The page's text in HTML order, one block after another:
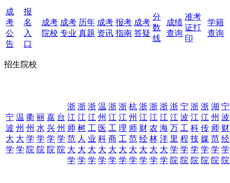
成
考
公
告
报
名
入
口
成考
院校
成考
专业
历年
真题
成考
资讯
报考
指南
成考
答疑
分
数
线
成绩
查询
准考
证打
印
学籍
查询
招生院校
宁
波
大
学
温
州
大
学
衢
州
学
院
丽
水
学
院
嘉
兴
学
院
台
州
学
院
浙
江
师
范
大
学
浙
江
树
人
大
学
浙
江
工
业
大
学
温
州
医
科
大
学
浙
江
工
商
大
学
浙
江
理
工
大
学
杭
州
师
范
大
学
浙
江
财
经
大
学
浙
江
农
林
大
学
浙
江
海
洋
大
学
浙
江
万
里
学
院
宁
波
工
程
学
院
浙
江
科
技
学
院
浙
江
传
媒
学
院
湖
州
师
范
学
院
宁
波
财
经
学
院